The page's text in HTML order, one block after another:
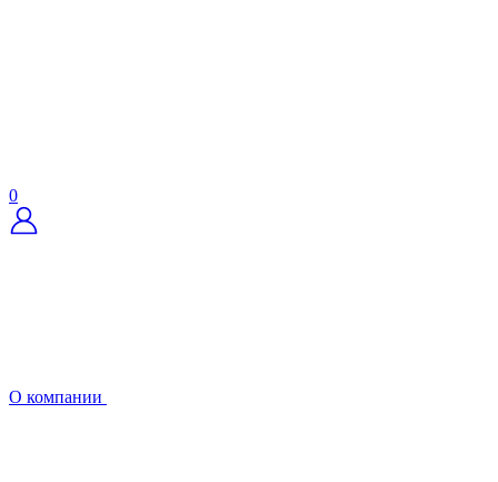
0
О компании